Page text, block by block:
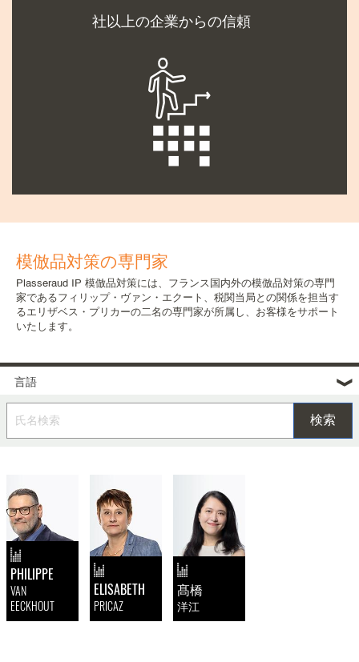
社以上の企業からの信頼
模倣品対策の専門家
Plasseraud IP 模倣品対策には、フランス国内外の模倣品対策の専門
家であるフィリップ・ヴァン・エクート、税関当局との関係を担当す
るエリザベス・プリカーの二名の専門家が所属し、お客様をサポート
いたします。
PHILIPPE
VAN
EECKHOUT
ELISABETH
PRICAZ
髙橋
洋江